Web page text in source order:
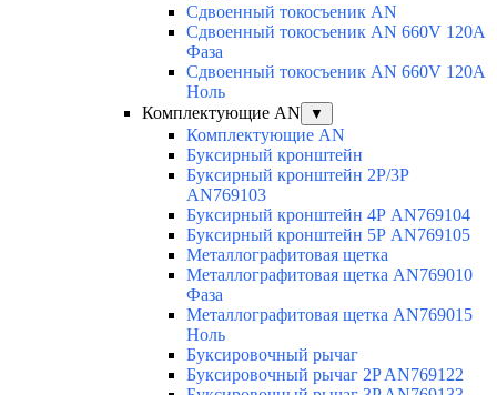
Сдвоенный токосъеник AN
Сдвоенный токосъеник AN 660V 120A
Фаза
Сдвоенный токосъеник AN 660V 120A
Ноль
Комплектующие AN
▼
Комплектующие AN
Буксирный кронштейн
Буксирный кронштейн 2Р/3Р
AN769103
Буксирный кронштейн 4Р AN769104
Буксирный кронштейн 5Р AN769105
Металлографитовая щетка
Металлографитовая щетка AN769010
Фаза
Металлографитовая щетка AN769015
Ноль
Буксировочный рычаг
Буксировочный рычаг 2P AN769122